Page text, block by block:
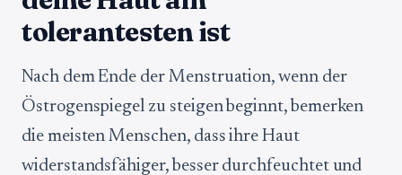
tolerantesten ist
Nach dem Ende der Menstruation, wenn der
Östrogenspiegel zu steigen beginnt, bemerken
die meisten Menschen, dass ihre Haut
widerstandsfähiger, besser durchfeuchtet und